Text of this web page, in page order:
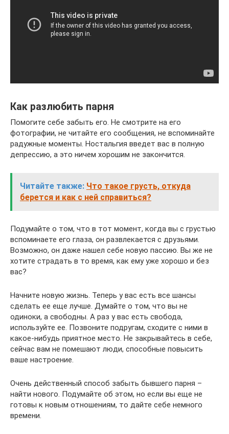
Как разлюбить парня
Помогите себе забыть его. Не смотрите на его
фотографии, не читайте его сообщения, не вспоминайте
радужные моменты. Ностальгия введет вас в полную
депрессию, а это ничем хорошим не закончится.
Читайте также: Что такое грусть, откуда
берется и как с ней справиться?
Подумайте о том, что в тот момент, когда вы с грустью
вспоминаете его глаза, он развлекается с друзьями.
Возможно, он даже нашел себе новую пассию. Вы же не
хотите страдать в то время, как ему уже хорошо и без
вас?
Начните новую жизнь. Теперь у вас есть все шансы
сделать ее еще лучше. Думайте о том, что вы не
одиноки, а свободны. А раз у вас есть свобода,
используйте ее. Позвоните подругам, сходите с ними в
какое-нибудь приятное место. Не закрывайтесь в себе,
сейчас вам не помешают люди, способные повысить
ваше настроение.
Очень действенный способ забыть бывшего парня –
найти нового. Подумайте об этом, но если вы еще не
готовы к новым отношениям, то дайте себе немного
времени.